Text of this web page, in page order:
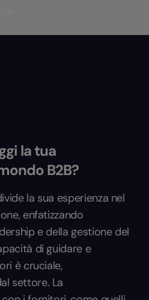
la tua
B2B?
la sua esperienza nel
enfatizzando
e della gestione del
di guidare e
è cruciale,
settore. La